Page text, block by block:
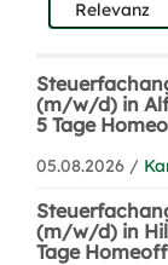
(m/w/d) in
5 Tage
05.08.2026 /
(m/w/d) in
Tage